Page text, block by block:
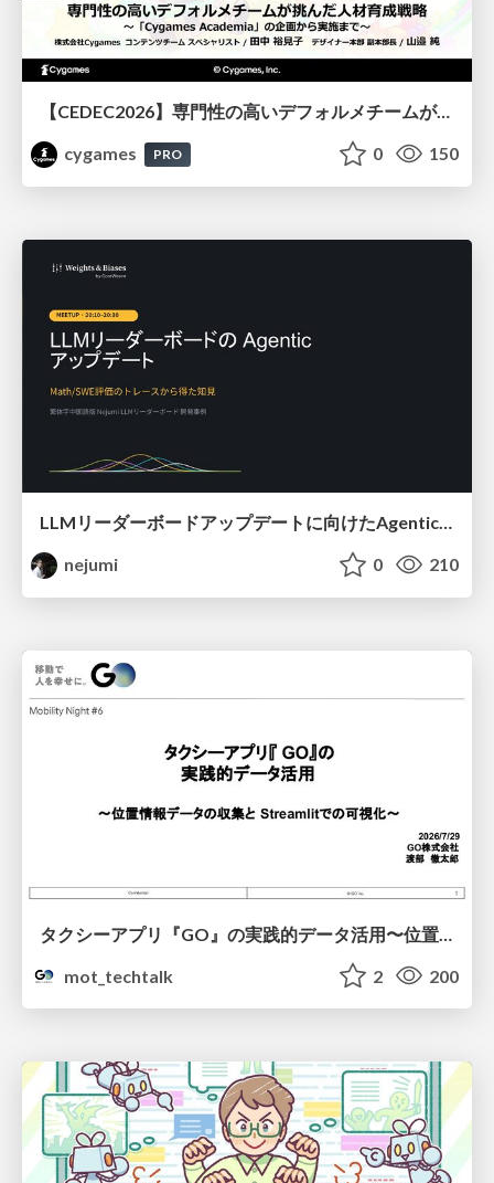
【CEDEC2026】専門性の高いデフォルメチームが挑んだ人材育成戦略 〜Cygames Academiaの企画から実施まで〜
cygames
PRO 0 150
LLMリーダーボードアップデートに向けたAgentic Math_SWEのトレースについて
nejumi
0 210
mot_techtalk
2 200